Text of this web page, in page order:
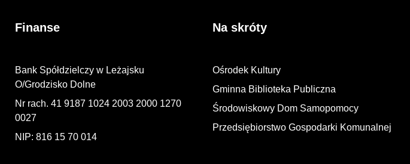
Finanse
Bank Spółdzielczy w Leżajsku
O/Grodzisko Dolne
Nr rach. 41 9187 1024 2003 2000 1270
0027
NIP: 816 15 70 014
Na skróty
Ośrodek Kultury
Gminna Biblioteka Publiczna
Środowiskowy Dom Samopomocy
Przedsiębiorstwo Gospodarki Komunalnej